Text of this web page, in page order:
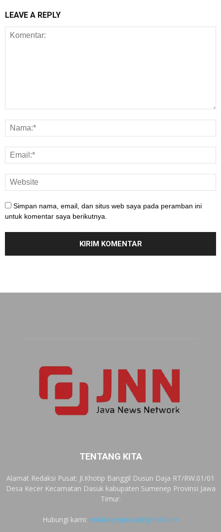
LEAVE A REPLY
Simpan nama, email, dan situs web saya pada peramban ini
untuk komentar saya berikutnya.
TENTANG KITA
Alamat Redaksi Pusat: Jl.Khotip Banggil Dusun Daja RT/RW.01/01
Desa Kecer Kecamatan Dasuk kabupaten Sumenep Provinsi Jawa
Timur.
Hubungi kami: redaksijnnpusat@gmail.com